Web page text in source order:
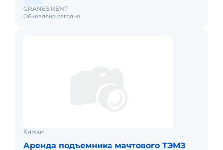
Обновлено сегодня
CRANES.RENT
Химки
Аренда подъемника мачтового ТЭМЗ